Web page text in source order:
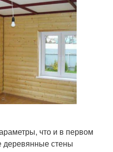
что и в первом
деревянные стены